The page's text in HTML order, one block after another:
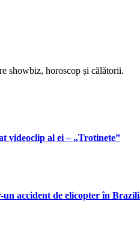
showbiz, horoscop și călătorii.
videoclip al ei – „Trotinete”
accident de elicopter în